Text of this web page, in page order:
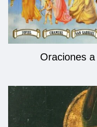
Oraciones